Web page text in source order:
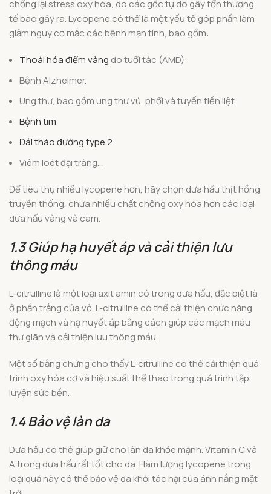
chống lại stress oxy hóa, do các gốc tự do gây tổn thương
tế bào gây ra. Lycopene có thể là một yếu tố góp phần làm
giảm nguy cơ mắc các bệnh mạn tính, bao gồm:
Thoái hóa điểm vàng do tuổi tác (AMD)
Bệnh Alzheimer.
Ung thư, bao gồm ung thư vú, phổi và tuyến tiền liệt
Bệnh tim
Đái tháo đường type 2
Viêm loét đại tràng…
Để tiêu thụ nhiều lycopene hơn, hãy chọn dưa hấu thịt hồng
truyền thống, chứa nhiều chất chống oxy hóa hơn các loại
dưa hấu vàng và cam.
1.3 Giúp hạ huyết áp và cải thiện lưu
thông máu
L-citrulline là một loại axit amin có trong dưa hấu, đặc biệt là
ở phần trắng của vỏ. L-citrulline có thể cải thiện chức năng
động mạch và hạ huyết áp bằng cách giúp các mạch máu
thư giãn và cải thiện lưu thông máu.
Một số bằng chứng cho thấy L-citrulline có thể cải thiện quá
trình oxy hóa cơ và hiệu suất thể thao trong quá trình tập
luyện sức bền.
1.4 Bảo vệ làn da
Dưa hấu có thể giúp giữ cho làn da khỏe mạnh. Vitamin C và
A trong dưa hấu rất tốt cho da. Hàm lượng lycopene trong
loại quả này có thể bảo vệ da khỏi tác hại của ánh nắng mặt